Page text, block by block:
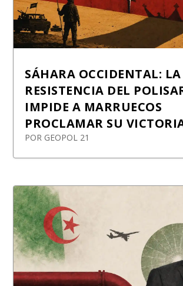
SÁHARA OCCIDENTAL: LA
RESISTENCIA DEL
IMPIDE A MARRUECOS
PROCLAMAR SU
POR GEOPOL 21